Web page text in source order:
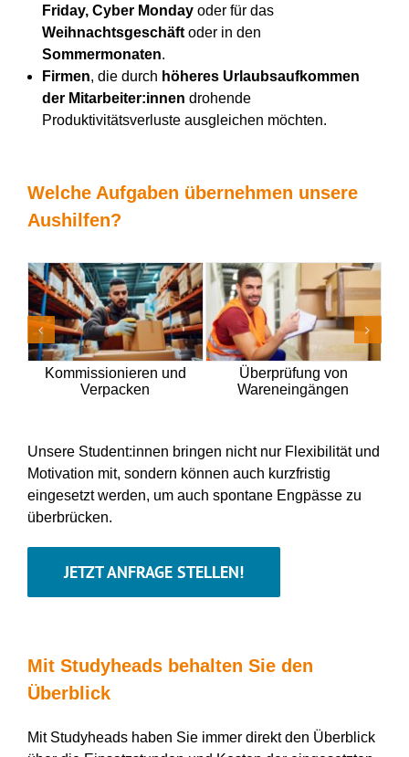
Friday, Cyber Mondayoder für das
Weihnachtsgeschäftoder in den
Sommermonaten.
Firmen, die durch höheres Urlaubsaufkommen
der Mitarbeiter:innen drohende
Produktivitätsverluste ausgleichen möchten.
Welche Aufgaben übernehmen unsere
Aushilfen?
Kommissionieren und
Verpacken
Überprüfung von
Wareneingängen
Unsere Student:innen bringen nicht nur Flexibilität und
Motivation mit, sondern können auch kurzfristig
eingesetzt werden, um auch spontane Engpässe zu
überbrücken.
JETZT ANFRAGE STELLEN!
Mit Studyheads behalten Sie den
Überblick
Mit Studyheads haben Sie immer direkt den Überblick